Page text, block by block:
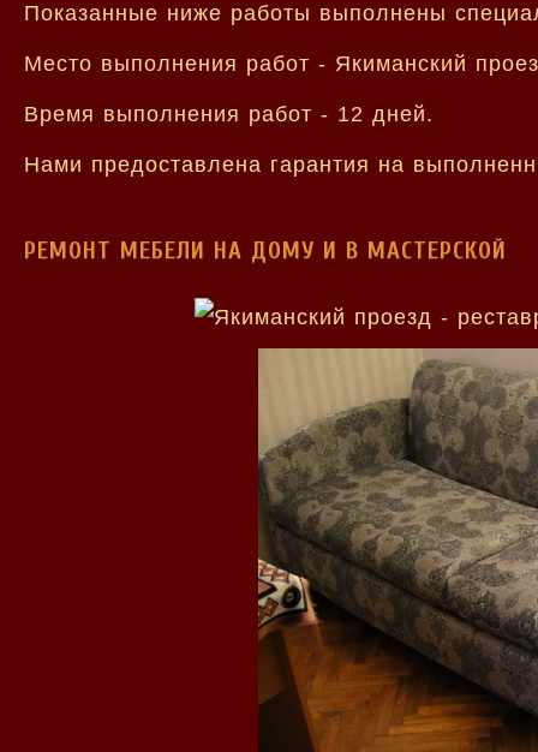
Показанные ниже работы выполнены
Место выполнения работ - Якиманский
Время выполнения работ - 12 дней.
Нами предоставлена гарантия на
РЕМОНТ МЕБЕЛИ НА ДОМУ И В МАСТЕРСКОЙ